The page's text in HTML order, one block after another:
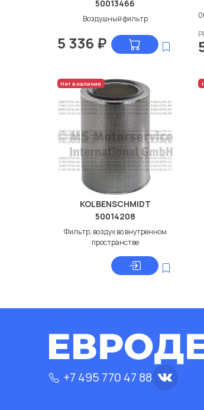
50013466
Воздушный фильтр
5 336 ₽
Нет в наличии
KOLBENSCHMIDT
50014208
Фильтр, воздух во внутренном
пространстве
+7 495 770 47 88